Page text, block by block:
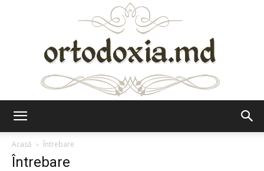
Acasă
Întrebare
Întrebare